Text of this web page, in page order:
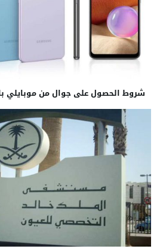
شروط الحصول على جوال من موبايلي